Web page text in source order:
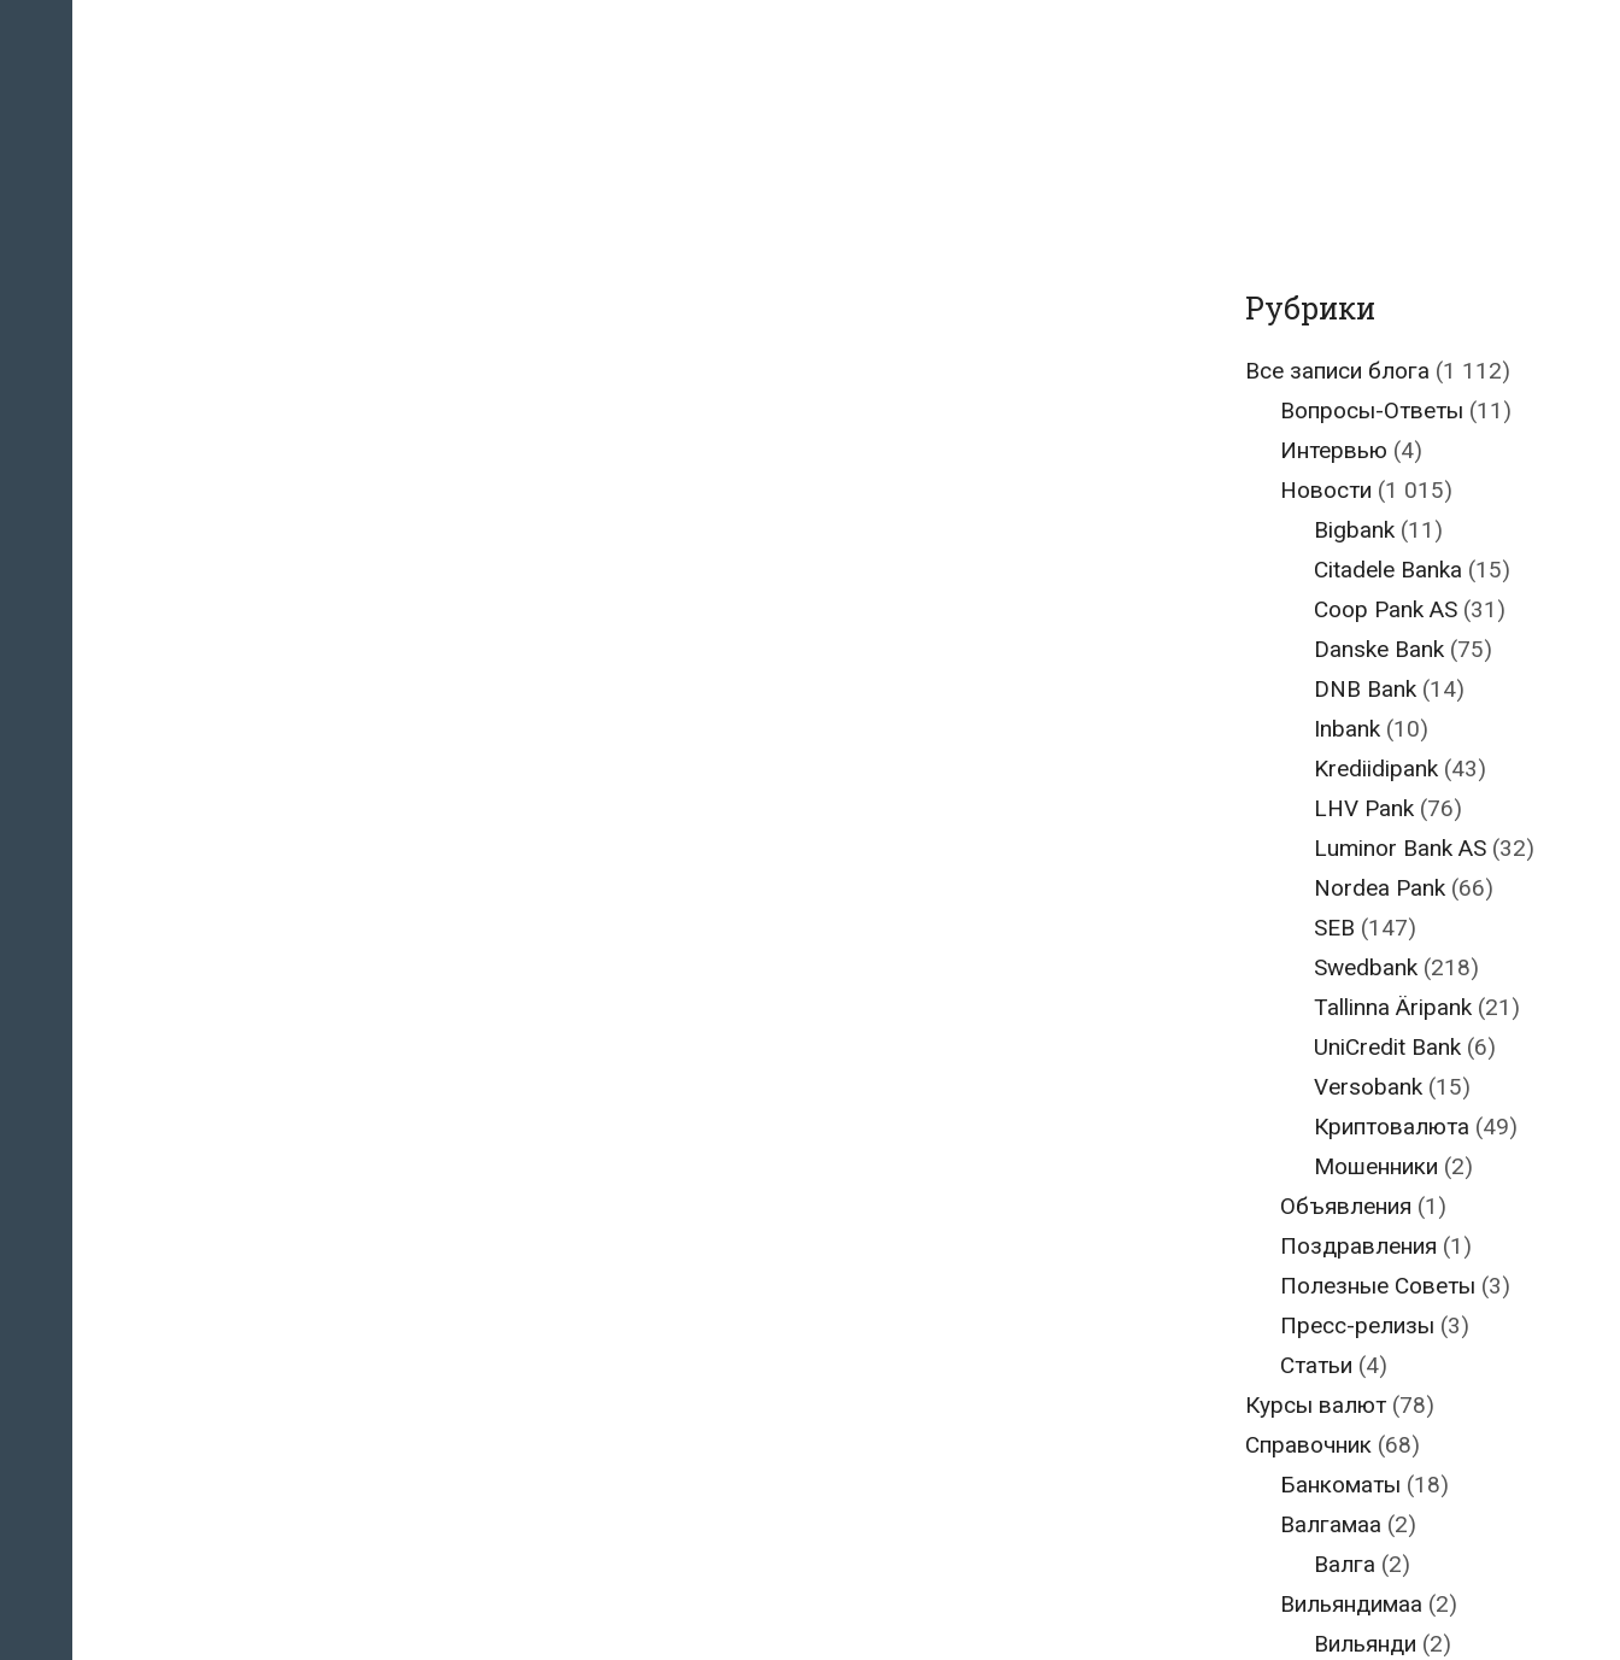
Рубрики
Все записи блога (1 112)
Вопросы-Ответы (11)
Интервью (4)
Новости (1 015)
Bigbank (11)
Citadele Banka (15)
Coop Pank AS (31)
Danske Bank (75)
DNB Bank (14)
Inbank (10)
Krediidipank (43)
LHV Pank (76)
Luminor Bank AS (32)
Nordea Pank (66)
SEB (147)
Swedbank (218)
Tallinna Äripank (21)
UniCredit Bank (6)
Versobank (15)
Криптовалюта (49)
Мошенники (2)
Объявления (1)
Поздравления (1)
Полезные Советы (3)
Пресс-релизы (3)
Статьи (4)
Курсы валют (78)
Справочник (68)
Банкоматы (18)
Валгамаа (2)
Валга (2)
Вильяндимаа (2)
Вильянди (2)